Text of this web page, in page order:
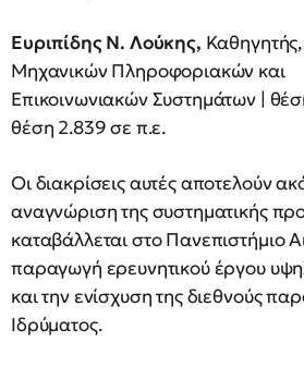
Ευριπίδης Ν. Λούκης,
Μηχανικών Πληροφοριακών και
Επικοινωνιακών Συστημάτων |
θέση 2.839 σε π.ε.
Οι διακρίσεις αυτές αποτελούν
αναγνώριση της συστηματικής
καταβάλλεται στο Πανεπιστήμιο
παραγωγή ερευνητικού έργου
και την ενίσχυση της διεθνούς
Ιδρύματος.